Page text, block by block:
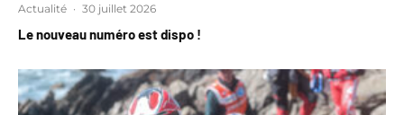
Actualité · 30 juillet 2026
Le nouveau numéro est dispo !